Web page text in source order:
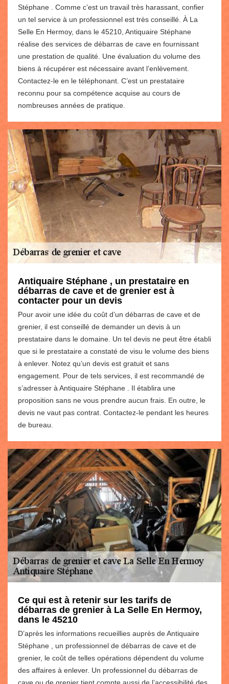
Stéphane . Comme c’est un travail très harassant, confier
un tel service à un professionnel est très conseillé. À La
Selle En Hermoy, dans le 45210, Antiquaire Stéphane
réalise des services de débarras de cave en fournissant
une prestation de qualité. Une évaluation du volume des
biens à récupérer est nécessaire avant l’enlèvement.
Contactez-le en le téléphonant. C’est un prestataire
reconnu pour sa compétence acquise au cours de
nombreuses années de pratique.
Antiquaire Stéphane , un prestataire en
débarras de cave et de grenier est à
contacter pour un devis
Pour avoir une idée du coût d’un débarras de cave et de
grenier, il est conseillé de demander un devis à un
prestataire dans le domaine. Un tel devis ne peut être établi
que si le prestataire a constaté de visu le volume des biens
à enlever. Notez qu’un devis est gratuit et sans
engagement. Pour de tels services, il est recommandé de
s’adresser à Antiquaire Stéphane . Il établira une
proposition sans ne vous prendre aucun frais. En outre, le
devis ne vaut pas contrat. Contactez-le pendant les heures
de bureau.
Ce qui est à retenir sur les tarifs de
débarras de grenier à La Selle En Hermoy,
dans le 45210
D’après les informations recueillies auprès de Antiquaire
Stéphane , un professionnel de débarras de cave et de
grenier, le coût de telles opérations dépendent du volume
des affaires à enlever. Un professionnel du débarras de